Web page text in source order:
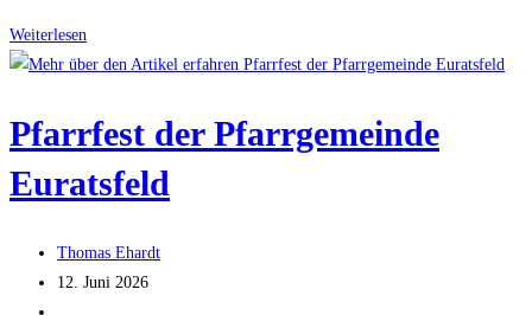
Weiterlesen
der
Euratsfeld
2026
Pfarrfest der Pfarrgemeinde
Euratsfeld
Beitrags-
Autor:
Thomas Ehardt
Beitrag
12. Juni 2026